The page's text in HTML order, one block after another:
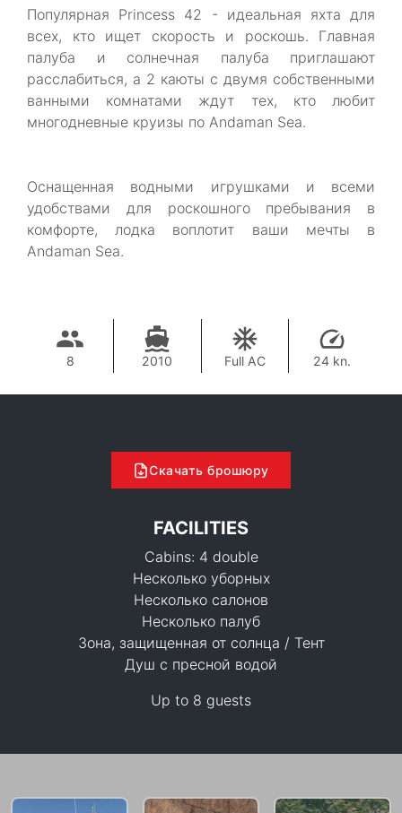
Популярная Princess 42 - идеальная яхта для
всех, кто ищет скорость и роскошь. Главная
палуба и солнечная палуба приглашают
расслабиться, а 2 каюты с двумя собственными
ванными комнатами ждут тех, кто любит
многодневные круизы по Andaman Sea.
Оснащенная водными игрушками и всеми
удобствами для роскошного пребывания в
комфорте, лодка воплотит ваши мечты в
Andaman Sea.
8 2010 Full AC 24 kn.
105,900 THB
Скачать брошюру
FACILITIES
Cabins: 4 double
Несколько уборных
Несколько салонов
Несколько палуб
Зона, защищенная от солнца / Тент
Душ с пресной водой
Up to 8 guests